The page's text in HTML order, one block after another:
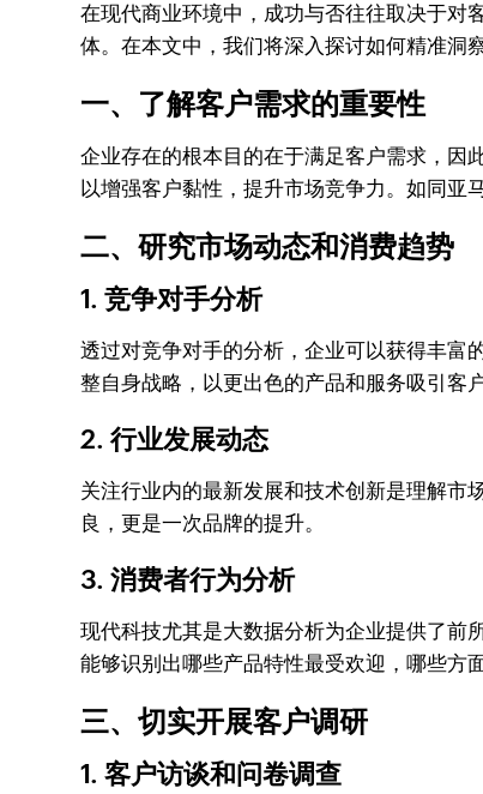
在现代商业环境中，成功与否往往取决于对
体。在本文中，我们将深入探讨如何精准洞
一、了解客户需求的重要性
企业存在的根本目的在于满足客户需求，因
以增强客户黏性，提升市场竞争力。如同亚
二、研究市场动态和消费趋势
1. 竞争对手分析
透过对竞争对手的分析，企业可以获得丰富
整自身战略，以更出色的产品和服务吸引客户
2. 行业发展动态
关注行业内的最新发展和技术创新是理解市
良，更是一次品牌的提升。
3. 消费者行为分析
现代科技尤其是大数据分析为企业提供了前
能够识别出哪些产品特性最受欢迎，哪些方
三、切实开展客户调研
1. 客户访谈和问卷调查